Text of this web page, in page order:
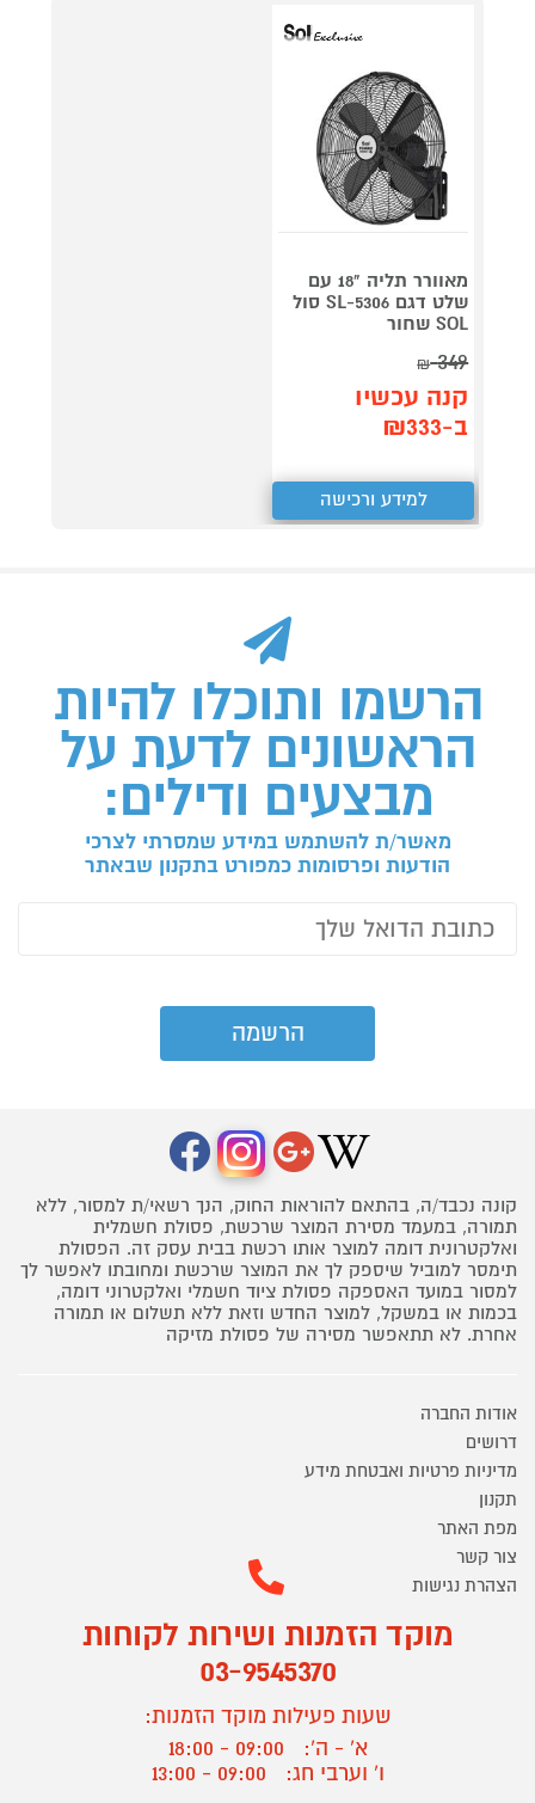
מאוורר תליה "18 עם
שלט דגם SL-5306 סול
SOL שחור
349
₪
קנה עכשיו
ב-₪333
למידע ורכישה
הרשמו ותוכלו להיות
הראשונים לדעת על
מבצעים ודילים:
מאשר/ת להשתמש במידע שמסרתי לצרכי
הודעות ופרסומות כמפורט בתקנון שבאתר
קונה נכבד/ה, בהתאם להוראות החוק, הנך רשאי/ת למסור, ללא
תמורה, במעמד מסירת המוצר שרכשת, פסולת חשמלית
ואלקטרונית דומה למוצר אותו רכשת בבית עסק זה. הפסולת
תימסר למוביל שיספק לך את המוצר שרכשת ומחובתו לאפשר לך
למסור במועד האספקה פסולת ציוד חשמלי ואלקטרוני דומה,
בכמות או במשקל, למוצר החדש וזאת ללא תשלום או תמורה
אחרת. לא תתאפשר מסירה של פסולת מזיקה
אודות החברה
דרושים
מדיניות פרטיות ואבטחת מידע
תקנון
מפת האתר
צור קשר
הצהרת נגישות
מוקד הזמנות ושירות לקוחות
03-9545370
שעות פעילות מוקד הזמנות:
א' - ה':
09:00 - 18:00
ו' וערבי חג:
09:00 - 13:00